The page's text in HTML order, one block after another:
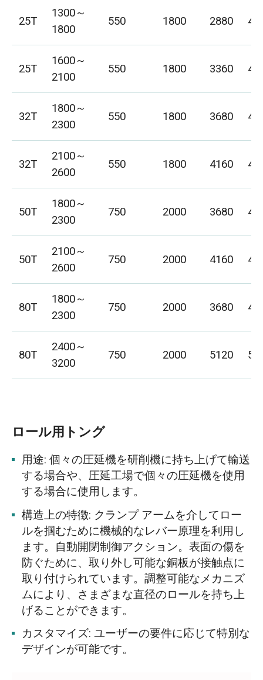
25T
1300～
1800
550 1800 2880
25T
1600～
2100
550 1800 3360
32T
1800～
2300
550 1800 3680
32T
2100～
2600
550 1800 4160
50T
1800～
2300
750 2000 3680
50T
2100～
2600
750 2000 4160
80T
1800～
2300
750 2000 3680
80T
2400～
3200
750 2000 5120
ロール用トング
用途: 個々の圧延機を研削機に持ち上げて輸送
する場合や、圧延工場で個々の圧延機を使用
する場合に使用します。
構造上の特徴: クランプ アームを介してロー
ルを掴むために機械的なレバー原理を利用し
ます。自動開閉制御アクション。表面の傷を
防ぐために、取り外し可能な銅板が接触点に
取り付けられています。調整可能なメカニズ
ムにより、さまざまな直径のロールを持ち上
げることができます。
カスタマイズ: ユーザーの要件に応じて特別な
デザインが可能です。